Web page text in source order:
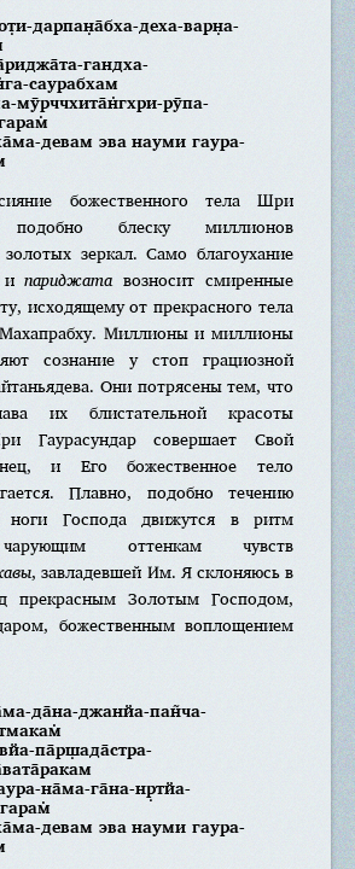
дарпан̣а̄бха-деха-варн̣а-
гандха-
саурабхам
мӯрччхита̄н̇гхри-рӯпа-
девам эва науми гаура-
божественного тела Шри
подобно блеску миллионов
зеркал. Само благоухание
ипариджатавозносит смиренные
исходящему от прекрасного тела
Миллионы и миллионы
сознание у стоп грациозной
Они потрясены тем, что
их блистательной красоты
Гаурасундар совершает Свой
и Его божественное тело
Плавно, подобно течению
Господа движутся в ритм
оттенкам чувств
, завладевшей Им. Я склоняюсь в
прекрасным Золотым Господом,
божественным воплощением
да̄на-джанйа-пан̃ча-
па̄рш̣ада̄стра-
на̄ма-га̄на-нр̣тйа-
девам эва науми гаура-